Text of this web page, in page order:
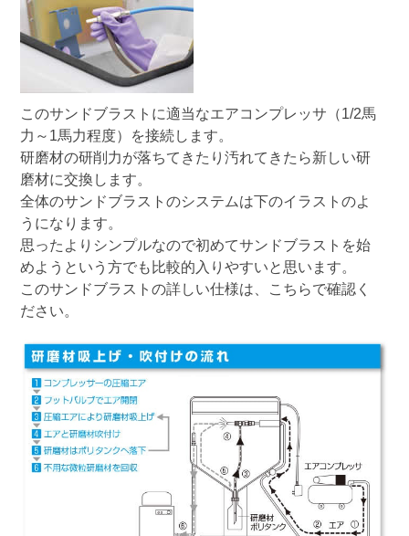
このサンドブラスト に適当なエアコンプレッサ（1/2馬
力～1馬力程度）を接続します。
研磨材の研削力が落ちてきたり汚れてきたら新しい研
磨材に交換します。
全体のサンドブラストのシステムは下のイラストのよ
うになります。
思ったよりシンプルなので初めてサンドブラストを始
めようという方でも比較的入りやすいと思います。
このサンドブラストの詳しい仕様は、
こちらで確認く
ださい。